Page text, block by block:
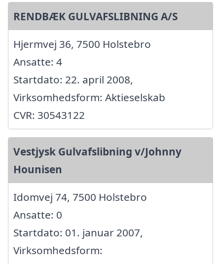
RENDBÆK GULVAFSLIBNING A/S
Hjermvej 36, 7500 Holstebro
Ansatte: 4
Startdato: 22. april 2008,
Virksomhedsform: Aktieselskab
CVR: 30543122
Vestjysk Gulvafslibning v/Johnny
Hounisen
Idomvej 74, 7500 Holstebro
Ansatte: 0
Startdato: 01. januar 2007,
Virksomhedsform: